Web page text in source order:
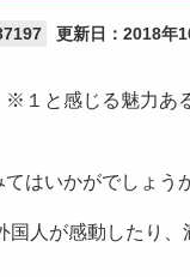
更新日： 2018年
※１と感じる魅力あ
はいかがでしょう
人が感動したり、